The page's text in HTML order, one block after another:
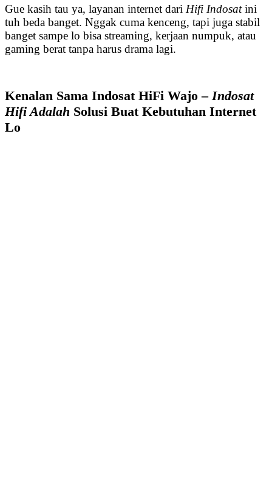
Gue kasih tau ya, layanan internet dari Hifi Indosatini
tuh beda banget. Nggak cuma kenceng, tapi juga stabil
banget sampe lo bisa streaming, kerjaan numpuk, atau
gaming berat tanpa harus drama lagi.
Kenalan Sama Indosat HiFi Wajo – Indosat
Hifi Adalah Solusi Buat Kebutuhan Internet
Lo